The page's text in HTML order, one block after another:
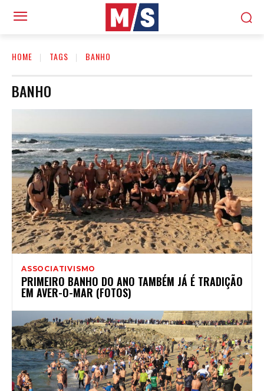
HOME TAGS BANHO
BANHO
ASSOCIATIVISMO
PRIMEIRO BANHO DO ANO TAMBÉM JÁ É TRADIÇÃO
EM AVER-O-MAR (FOTOS)